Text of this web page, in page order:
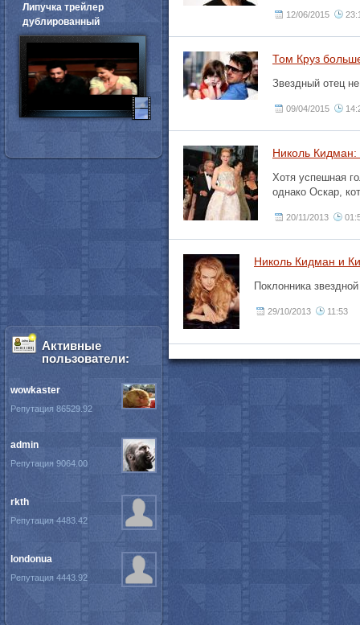
12/06/2015
Том Круз
Звездный отец
09/04/2015
Николь Кидман:
Хотя успешная
однако Оскар,
20/11/2013
Николь Кидман и
Поклонника
29/10/2013 11:53
Липучка трейлер
дублированный
Активные
пользователи:
wowkaster
Репутация 86529.92
admin
Репутация 9064.00
rkth
Репутация 4483.42
londonua
Репутация 4443.92